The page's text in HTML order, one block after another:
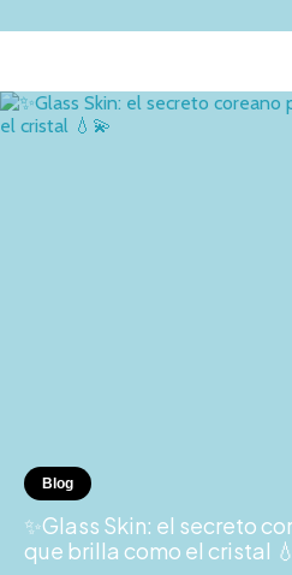
Blog
✨Glass Skin: el secreto
que brilla como el cristal